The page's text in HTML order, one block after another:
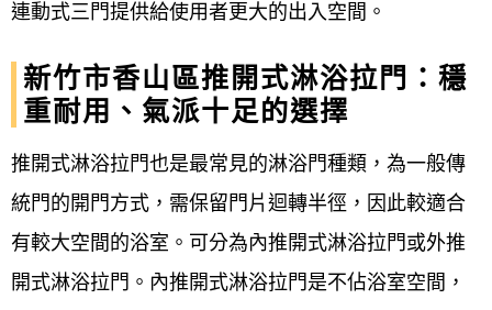
特價優惠一組門只要$1899元
(多組可再享優惠)
更換項目如置頂文章照片防水壓條*4條
服務範圍-大台北地區
(偏遠地區、山區、基隆、桃園、新竹皆有服
連動式三門提供給使用者更大的出入空間。
新竹市香山區推開式淋浴拉門：穩
重耐用、氣派十足的選擇
推開式淋浴拉門也是最常見的淋浴門種類，為一般傳
統門的開門方式，需保留門片迴轉半徑，因此較適合
有較大空間的浴室。可分為內推開式淋浴拉門或外推
開式淋浴拉門。內推開式淋浴拉門是不佔浴室空間，